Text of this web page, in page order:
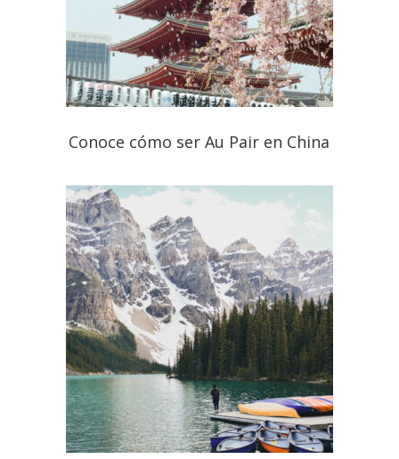
Conoce cómo ser Au Pair en China